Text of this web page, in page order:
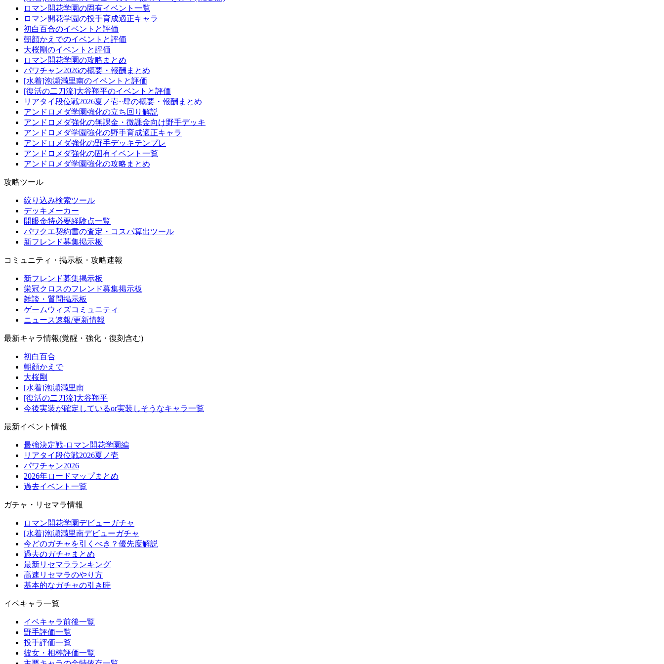
ロマン開花学園の固有イベント一覧
ロマン開花学園の投手育成適正キャラ
初白百合のイベントと評価
朝顔かえでのイベントと評価
大桜剛のイベントと評価
ロマン開花学園の攻略まとめ
パワチャン2026の概要・報酬まとめ
[水着]泡瀬満里南のイベントと評価
[復活の二刀流]大谷翔平のイベントと評価
リアタイ段位戦2026夏ノ壱~肆の概要・報酬まとめ
アンドロメダ学園強化の立ち回り解説
アンドロメダ強化の無課金・微課金向け野手デッキ
アンドロメダ学園強化の野手育成適正キャラ
アンドロメダ強化の野手デッキテンプレ
アンドロメダ強化の固有イベント一覧
アンドロメダ学園強化の攻略まとめ
攻略ツール
絞り込み検索ツール
デッキメーカー
開眼金特必要経験点一覧
パワクエ契約書の査定・コスパ算出ツール
新フレンド募集掲示板
コミュニティ・掲示板・攻略速報
新フレンド募集掲示板
栄冠クロスのフレンド募集掲示板
雑談・質問掲示板
ゲームウィズコミュニティ
ニュース速報/更新情報
最新キャラ情報(覚醒・強化・復刻含む)
初白百合
朝顔かえで
大桜剛
[水着]泡瀬満里南
[復活の二刀流]大谷翔平
今後実装が確定しているor実装しそうなキャラ一覧
最新イベント情報
最強決定戦-ロマン開花学園編
リアタイ段位戦2026夏ノ壱
パワチャン2026
2026年ロードマップまとめ
過去イベント一覧
ガチャ・リセマラ情報
ロマン開花学園デビューガチャ
[水着]泡瀬満里南デビューガチャ
今どのガチャを引くべき？優先度解説
過去のガチャまとめ
最新リセマラランキング
高速リセマラのやり方
基本的なガチャの引き時
イベキャラ一覧
イベキャラ前後一覧
野手評価一覧
投手評価一覧
彼女・相棒評価一覧